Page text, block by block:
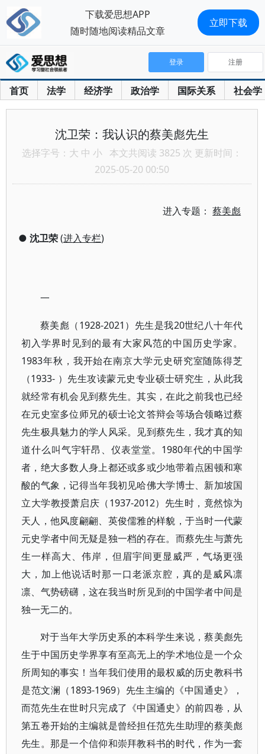
首页 法学 经济学 政治学 国际关系 社会学
登录 注册
沈卫荣：我认识的蔡美彪先生
选择字号： 大 中 小 本文共阅读 3825 次 更新时间：
2025-05-20 00:50
进入专题：蔡美彪
● 沈卫荣(进入专栏)
一
蔡美彪（1928-2021）先生是我20世纪八十年代
初入学界时见到的最有大家风范的中国历史学家。
1983年秋，我开始在南京大学元史研究室随陈得芝
（1933- ）先生攻读蒙元史专业硕士研究生，从此我
就经常有机会见到蔡先生。其实，在此之前我也已经
在元史室多位师兄的硕士论文答辩会等场合领略过蔡
先生极具魅力的学人风采。见到蔡先生，我才真的知
道什么叫气宇轩昂、仪表堂堂。1980年代的中国学
者，绝大多数人身上都还或多或少地带着点困顿和寒
酸的气象，记得当年我初见哈佛大学博士、新加坡国
立大学教授萧启庆（1937-2012）先生时，竟然惊为
天人，他风度翩翩、英俊儒雅的样貌，于当时一代蒙
元史学者中间无疑是独一档的存在。而蔡先生与萧先
生一样高大、伟岸，但眉宇间更显威严，气场更强
大，加上他说话时那一口老派京腔，真的是威风凛
凛、气势磅礴，这在我当时所见到的中国学者中间是
独一无二的。
对于当年大学历史系的本科学生来说，蔡美彪先
生于中国历史学界享有至高无上的学术地位是一个众
所周知的事实！当年我们使用的最权威的历史教科书
是范文澜（1893-1969）先生主编的《中国通史》，
而范先生在世时只完成了《中国通史》的前四卷，从
第五卷开始的主编就是曾经担任范先生助理的蔡美彪
先生。那是一个信仰和崇拜教科书的时代，作为一套
下载爱思想APP
随时随地阅读精品文章
立即下载